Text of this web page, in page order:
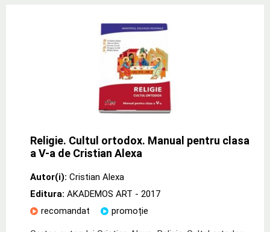
Religie. Cultul ortodox. Manual pentru clasa
a V-a de Cristian Alexa
Autor(i): Cristian Alexa
Editura: AKADEMOS ART - 2017
recomandat
promoție